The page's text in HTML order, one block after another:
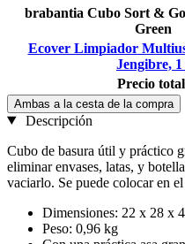
brabantia Cubo Sort &
Green
Ecover Limpiador
Jengibre, 1
Precio
Ambas a la cesta de la compra
Descripción
Cubo de basura útil y práctico
eliminar envases, latas, y
vaciarlo. Se puede colocar en
Dimensiones: 22 x 28 x
Peso: 0,96 kg